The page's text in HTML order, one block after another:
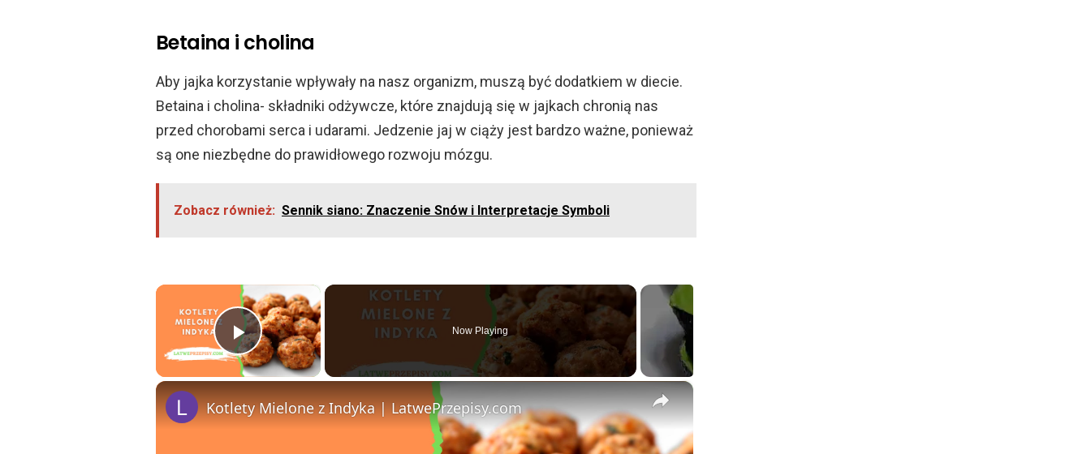
Betaina i cholina
Aby jajka korzystanie wpływały na nasz organizm, muszą być dodatkiem w diecie.
Betaina i cholina- składniki odżywcze, które znajdują się w jajkach chronią nas
przed chorobami serca i udarami. Jedzenie jaj w ciąży jest bardzo ważne, ponieważ
są one niezbędne do prawidłowego rozwoju mózgu.
Zobacz również: Sennik siano: Znaczenie Snów i Interpretacje Symboli
×
Play Video
Now Playing
×
Kotlety Mielone z Indyka | LatwePrzepisy.com